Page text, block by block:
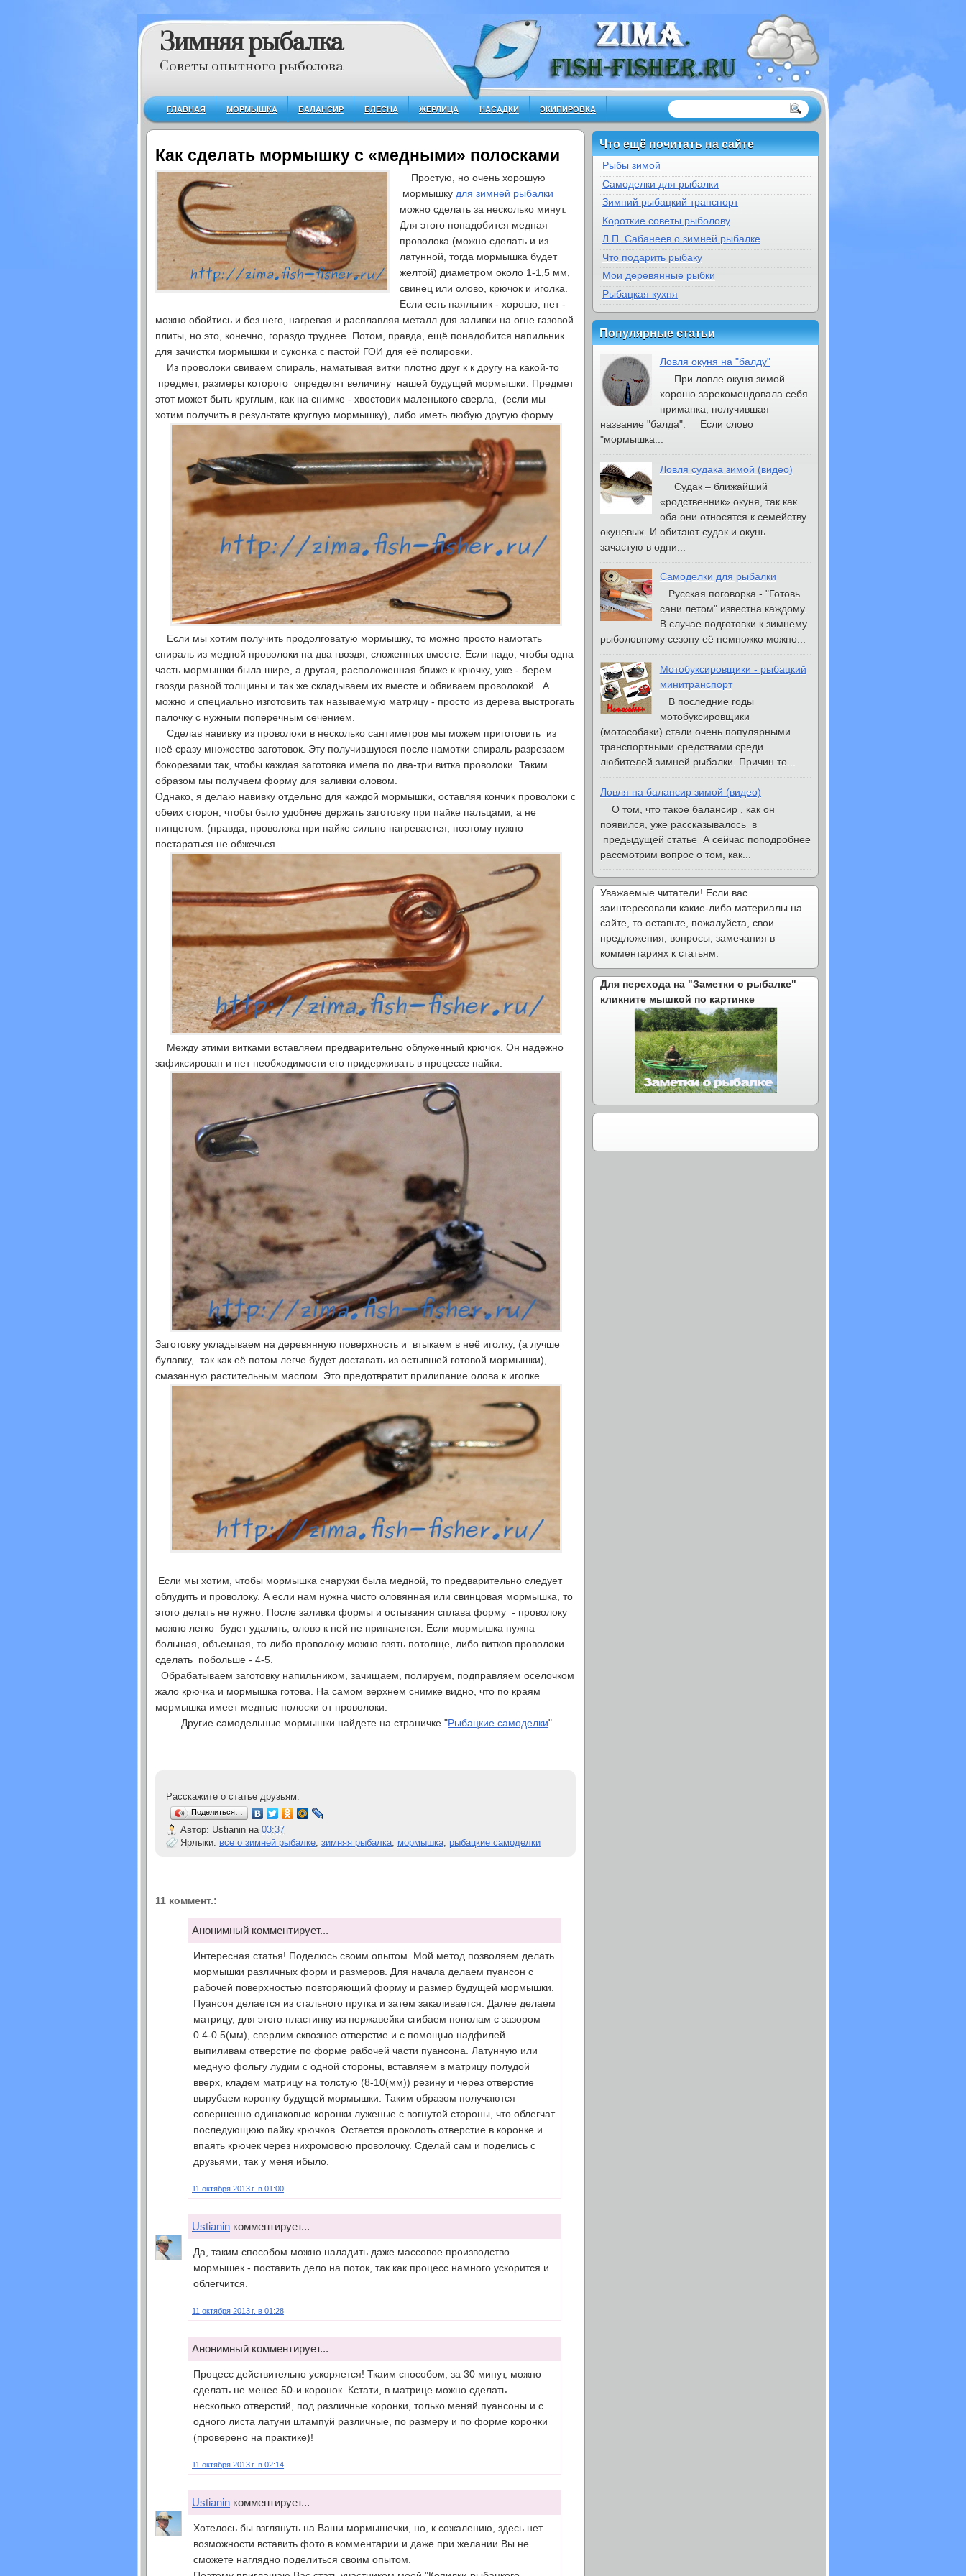
Зимняя рыбалка
Советы опытного рыболова
ГЛАВНАЯ МОРМЫШКА БАЛАНСИР БЛЕСНА ЖЕРЛИЦА НАСАДКИ ЭКИПИРОВКА
Как сделать мормышку с «медными» полосками
Простую, но очень хорошую
мормышку для зимней рыбалки
можно сделать за несколько минут.
Для этого понадобится медная
проволока (можно сделать и из
латунной, тогда мормышка будет
желтой) диаметром около 1-1,5 мм,
свинец или олово, крючок и иголка.
Если есть паяльник - хорошо; нет -
можно обойтись и без него, нагревая и расплавляя металл для заливки на огне газовой
плиты, но это, конечно, гораздо труднее. Потом, правда, ещё понадобится напильник
для зачистки мормышки и суконка с пастой ГОИ для её полировки.
Из проволоки свиваем спираль, наматывая витки плотно друг к к другу на какой-то
предмет, размеры которого определят величину нашей будущей мормышки. Предмет
этот может быть круглым, как на снимке - хвостовик маленького сверла, (если мы
хотим получить в результате круглую мормышку), либо иметь любую другую форму.
Если мы хотим получить продолговатую мормышку, то можно просто намотать
спираль из медной проволоки на два гвоздя, сложенных вместе. Если надо, чтобы одна
часть мормышки была шире, а другая, расположенная ближе к крючку, уже - берем
гвозди разной толщины и так же складываем их вместе и обвиваем проволокой. А
можно и специально изготовить так называемую матрицу - просто из дерева выстрогать
палочку с нужным поперечным сечением.
Сделав навивку из проволоки в несколько сантиметров мы можем приготовить из
неё сразу множество заготовок. Эту получившуюся после намотки спираль разрезаем
бокорезами так, чтобы каждая заготовка имела по два-три витка проволоки. Таким
образом мы получаем форму для заливки оловом.
Однако, я делаю навивку отдельно для каждой мормышки, оставляя кончик проволоки с
обеих сторон, чтобы было удобнее держать заготовку при пайке пальцами, а не
пинцетом. (правда, проволока при пайке сильно нагревается, поэтому нужно
постараться не обжечься.
Между этими витками вставляем предварительно облуженный крючок. Он надежно
зафиксирован и нет необходимости его придерживать в процессе пайки.
Заготовку укладываем на деревянную поверхность и втыкаем в неё иголку, (а лучше
булавку, так как её потом легче будет доставать из остывшей готовой мормышки),
смазанную растительным маслом. Это предотвратит прилипание олова к иголке.
Если мы хотим, чтобы мормышка снаружи была медной, то предварительно следует
облудить и проволоку. А если нам нужна чисто оловянная или свинцовая мормышка, то
этого делать не нужно. После заливки формы и остывания сплава форму - проволоку
можно легко будет удалить, олово к ней не припаяется. Если мормышка нужна
большая, объемная, то либо проволоку можно взять потолще, либо витков проволоки
сделать побольше - 4-5.
Обрабатываем заготовку напильником, зачищаем, полируем, подправляем оселочком
жало крючка и мормышка готова. На самом верхнем снимке видно, что по краям
мормышка имеет медные полоски от проволоки.
Другие самодельные мормышки найдете на страничке "Рыбацкие самоделки"
Расскажите о статье друзьям:
Поделиться…
Автор: Ustianin на 03:37
Ярлыки: все о зимней рыбалке зимняя рыбалка мормышка рыбацкие самоделки
11 коммент.:
Анонимный комментирует...
Интересная статья! Поделюсь своим опытом. Мой метод позволяем делать
мормышки различных форм и размеров. Для начала делаем пуансон с
рабочей поверхностью повторяющий форму и размер будущей мормышки.
Пуансон делается из стального прутка и затем закаливается. Далее делаем
матрицу, для этого пластинку из нержавейки сгибаем пополам с зазором
0.4-0.5(мм), сверлим сквозное отверстие и с помощью надфилей
выпиливам отверстие по форме рабочей части пуансона. Латунную или
медную фольгу лудим с одной стороны, вставляем в матрицу полудой
вверх, кладем матрицу на толстую (8-10(мм)) резину и через отверстие
вырубаем коронку будущей мормышки. Таким образом получаются
совершенно одинаковые коронки луженые с вогнутой стороны, что облегчат
последующюю пайку крючков. Остается проколоть отверстие в коронке и
впаять крючек через нихромовою проволочку. Сделай сам и поделись с
друзьями, так у меня ибыло.
11 октября 2013 г. в 01:00
Ustianin комментирует...
Да, таким способом можно наладить даже массовое производство
мормышек - поставить дело на поток, так как процесс намного ускорится и
облегчится.
11 октября 2013 г. в 01:28
Анонимный комментирует...
Процесс действительно ускоряется! Ткаим способом, за 30 минут, можно
сделать не менее 50-и коронок. Кстати, в матрице можно сделать
несколько отверстий, под различные коронки, только меняй пуансоны и с
одного листа латуни штампуй различные, по размеру и по форме коронки
(проверено на практике)!
11 октября 2013 г. в 02:14
Ustianin комментирует...
Хотелось бы взглянуть на Ваши мормышечки, но, к сожалению, здесь нет
возможности вставить фото в комментарии и даже при желании Вы не
сможете наглядно поделиться своим опытом.
Что ещё почитать на сайте
Рыбы зимой
Самоделки для рыбалки
Зимний рыбацкий транспорт
Короткие советы рыболову
Л.П. Сабанеев о зимней рыбалке
Что подарить рыбаку
Мои деревянные рыбки
Рыбацкая кухня
Популярные статьи
Ловля окуня на "балду"
При ловле окуня зимой
хорошо зарекомендовала себя
приманка, получившая
название "балда". Если слово
"мормышка...
Ловля судака зимой (видео)
Судак – ближайший
«родственник» окуня, так как
оба они относятся к семейству
окуневых. И обитают судак и окунь
зачастую в одни...
Самоделки для рыбалки
Русская поговорка - "Готовь
сани летом" известна каждому.
В случае подготовки к зимнему
рыболовному сезону её немножко можно...
Мотобуксировщики - рыбацкий
минитранспорт
В последние годы
мотобуксировщики
(мотособаки) стали очень популярными
транспортными средствами среди
любителей зимней рыбалки. Причин то...
Ловля на балансир зимой (видео)
О том, что такое балансир , как он
появился, уже рассказывалось в
предыдущей статье А сейчас поподробнее
рассмотрим вопрос о том, как...
Уважаемые читатели! Если вас
заинтересовали какие-либо материалы на
сайте, то оставьте, пожалуйста, свои
предложения, вопросы, замечания в
комментариях к статьям.
Для перехода на "Заметки о рыбалке"
кликните мышкой по картинке